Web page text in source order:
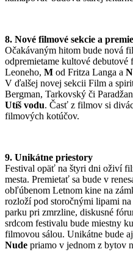
8. Nové filmové sekcie a
Očakávaným hitom bude nová
odpremietame kultové debutové
Leoneho, M od Fritza Langa a
V ďalšej novej sekcii Film a
Bergman, Tarkovský či
Utíš vodu. Časť z filmov si
filmových kotúčov.
9. Unikátne priestory
Festival opäť na štyri dni oživí
mesta. Premietať sa bude v
obľúbenom Letnom kine na
rozloží pod storočnými lipami na
parku pri zmrzline, diskusné
srdcom festivalu bude miestny
filmovou sálou. Unikátne bude
Nude priamo v jednom z bytov